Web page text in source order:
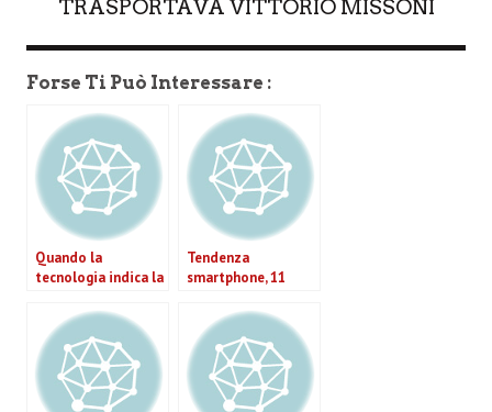
TRASPORTAVA VITTORIO MISSONI
Forse Ti Può Interessare :
Quando la
tecnologia indica la
Tendenza
smartphone, 11
navigano dal
cellulare.